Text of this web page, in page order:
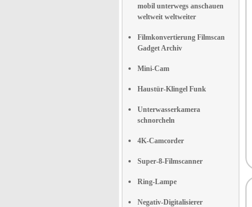
mobil unterwegs anschauen
weltweit weltweiter
Filmkonvertierung Filmscan
Gadget Archiv
Mini-Cam
Haustür-Klingel Funk
Unterwasserkamera
schnorcheln
4K-Camcorder
Super-8-Filmscanner
Ring-Lampe
Negativ-Digitalisierer